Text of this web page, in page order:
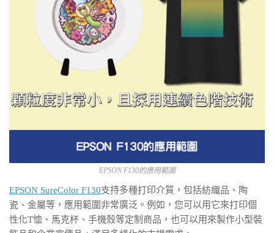
EPSON F130的應用範圍
EPSON SureColor F130支持多種打印介質，包括紡織品、陶
瓷、金屬等，應用範圍非常廣泛。例如，您可以用它來打印個
性化T恤、馬克杯、手機殼等定制商品，也可以用來製作小型裝